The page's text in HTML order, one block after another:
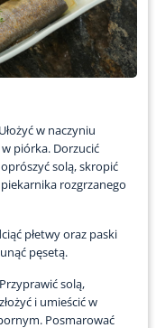
w naczyniu
piórka. Dorzucić
solą, skropić
rozgrzanego
płetwy oraz paski
pęsetą.
solą,
i umieścić w
Posmarować